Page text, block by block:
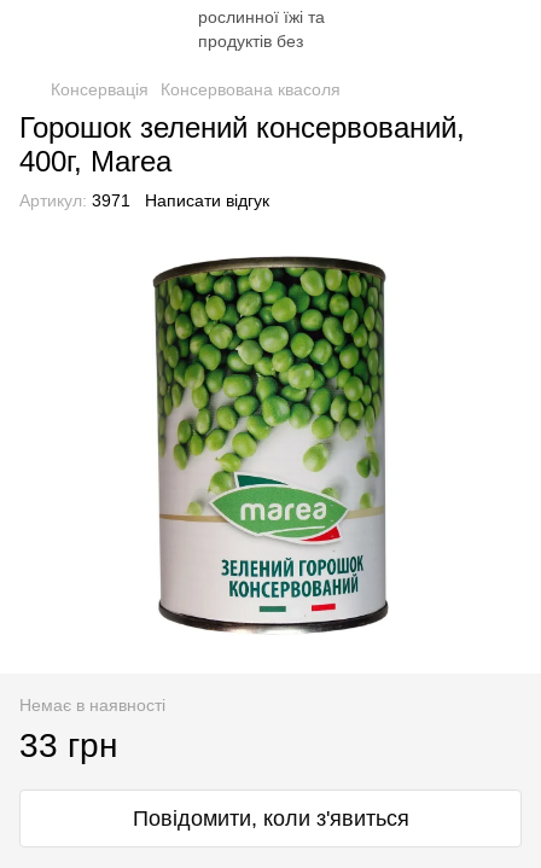
Консервація Консервована квасоля
Горошок зелений консервований,
400г, Marea
Артикул: 3971 Написати відгук
Немає в наявності
33 грн
Повідомити, коли з'явиться